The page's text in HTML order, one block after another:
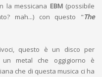
la messicana EBM (possibile
mah...) con questo "The
questo è un disco per
metal che oggigiorno è
che di questa musica ci ha